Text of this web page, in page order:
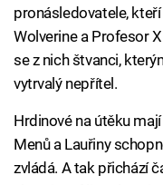
pronásledovatele,
Wolverine a Profesor
se z nich štvanci,
vytrvalý nepřítel.
Hrdinové na útěku
Menů a Lauřiny
zvládá. A tak přichází